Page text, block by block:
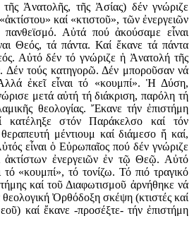
Ἀνατολῆς, τῆς Ἀσίας) δέν γνώριζε
καί «κτιστοῦ», τῶν ἐνεργειῶν
Αὐτά πού ἀκούσαμε εἶναι
Θεός, τά πάντα. Καί ἔκανε τά πάντα
Αὐτό δέν τό γνώριζε ἡ Ἀνατολή τῆς
Δέν τούς κατηγορῶ. Δέν μποροῦσαν νά
ἐκεῖ εἶναι τό «κουμπί». Ἡ Δύση,
μετά αὐτή τή διάκριση, παρόλη τή
θεολογίας. Ἔκανε τήν ἐπιστήμη
κατέληξε στόν Παράκελσο καί τόν
μέντιουμ καί διάμεσο ἤ καί,
εἶναι ὁ Εὐρωπαῖος πού δέν γνώριζε
ἀκτίστων ἐνεργειῶν ἐν τῷ Θεῷ. Αὐτό
τό «κουμπί», τό τονίζω. Τό πιό τραγικό
καί τοῦ Διαφωτισμοῦ ἀρνήθηκε νά
θεολογική Ὀρθόδοξη σκέψη (κτιστές καί
καί ἔκανε -προσέξτε- τήν ἐπιστήμη